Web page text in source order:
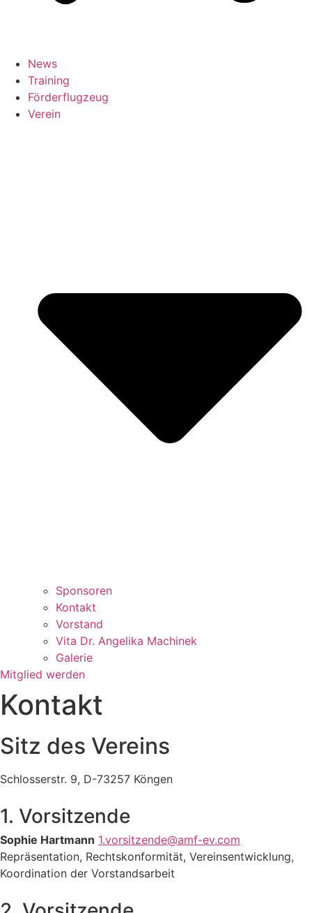
News
Training
Förderflugzeug
Verein
Sponsoren
Kontakt
Vorstand
Vita Dr. Angelika Machinek
Galerie
Mitglied werden
Kontakt
Sitz des Vereins
Schlosserstr. 9, D-73257 Köngen
1. Vorsitzende
Sophie Hartmann 1.vorsitzende@amf-ev.com
Repräsentation, Rechtskonformität, Vereinsentwicklung,
Koordination der Vorstandsarbeit